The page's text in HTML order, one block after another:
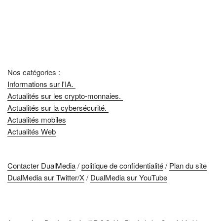
Nos catégories :
Informations sur l'IA.
Actualités sur les crypto-monnaies.
Actualités sur la cybersécurité.
Actualités mobiles
Actualités Web
Contacter DualMedia/politique de confidentialité/ Plan du site
DualMedia sur Twitter/X/ DualMedia sur YouTube